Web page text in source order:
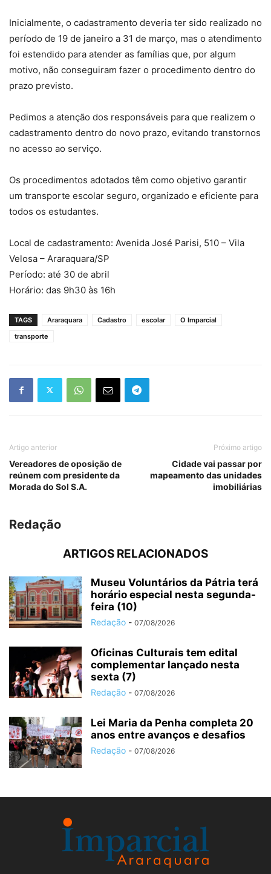
Inicialmente, o cadastramento deveria ter sido realizado no
período de 19 de janeiro a 31 de março, mas o atendimento
foi estendido para atender as famílias que, por algum
motivo, não conseguiram fazer o procedimento dentro do
prazo previsto.
Pedimos a atenção dos responsáveis para que realizem o
cadastramento dentro do novo prazo, evitando transtornos
no acesso ao serviço.
Os procedimentos adotados têm como objetivo garantir
um transporte escolar seguro, organizado e eficiente para
todos os estudantes.
Local de cadastramento: Avenida José Parisi, 510 – Vila
Velosa – Araraquara/SP
Período: até 30 de abril
Horário: das 9h30 às 16h
TAGS Araraquara Cadastro escolar
O Imparcial
transporte
Artigo anterior
Vereadores de oposição de
reúnem com presidente da
Morada do Sol S.A.
Próximo artigo
Cidade vai passar por
mapeamento das unidades
imobiliárias
Redação
ARTIGOS RELACIONADOS
Museu Voluntários da Pátria terá
horário especial nesta segunda-
feira (10)
Redação - 07/08/2026
Oficinas Culturais tem edital
complementar lançado nesta
sexta (7)
Redação - 07/08/2026
Lei Maria da Penha completa 20
anos entre avanços e desafios
Redação - 07/08/2026